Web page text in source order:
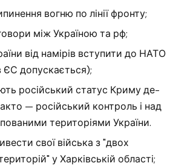
вогню по лінії фронту;
між Україною та рф;
від намірів вступити до НАТО
ЄС допускається);
російський статус Криму де-
— російський контроль і над
територіями України.
свої війська з "двох
у Харківській області;